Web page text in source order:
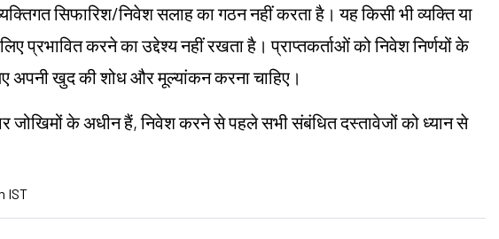
सिफारिश/निवेश सलाह का गठन नहीं करता है। यह किसी भी व्यक्ति या
प्रभावित करने का उद्देश्य नहीं रखता है। प्राप्तकर्ताओं को निवेश निर्णयों के
अपनी खुद की शोध और मूल्यांकन करना चाहिए।
जोखिमों के अधीन हैं, निवेश करने से पहले सभी संबंधित दस्तावेजों को ध्यान से
IST